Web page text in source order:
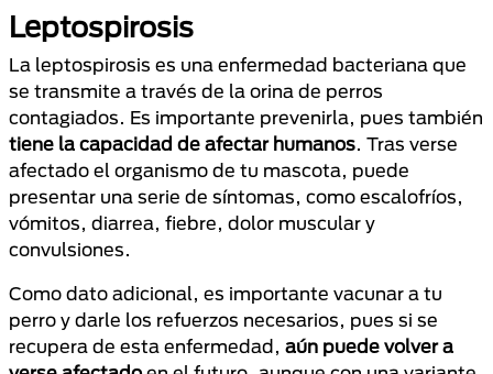
Leptospirosis
La leptospirosis es una enfermedad bacteriana que
se transmite a través de la orina de perros
contagiados. Es importante prevenirla, pues también
tiene la capacidad de afectar humanos. Tras verse
afectado el organismo de tu mascota, puede
presentar una serie de síntomas, como escalofríos,
vómitos, diarrea, fiebre, dolor muscular y
convulsiones.
Como dato adicional, es importante vacunar a tu
perro y darle los refuerzos necesarios, pues si se
recupera de esta enfermedad, aún puede volver a